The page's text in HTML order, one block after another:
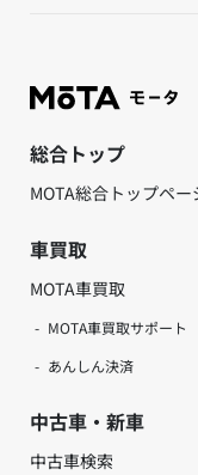
総合トップ
MOTA総合トップペー
車買取
MOTA車買取
MOTA車買取サポート
あんしん決済
中古車・新車
中古車検索